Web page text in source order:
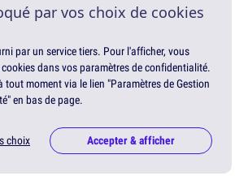
par vos choix de cookies
par un service tiers. Pour l'afficher, vous
dans vos paramètres de confidentialité.
tout moment via le lien "Paramètres de Gestion
en bas de page.
choix Accepter & afficher